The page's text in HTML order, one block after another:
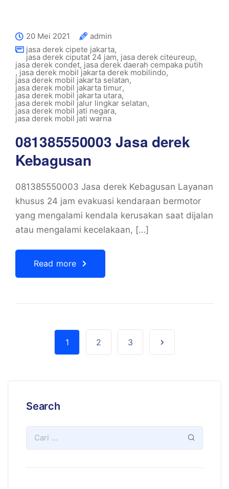
20 Mei 2021
admin
jasa derek cipete jakarta,
jasa derek ciputat 24 jam, jasa derek citeureup,
jasa derek condet, jasa derek daerah cempaka putih
, jasa derek mobil jakarta derek mobilindo,
jasa derek mobil jakarta selatan,
jasa derek mobil jakarta timur,
jasa derek mobil jakarta utara,
jasa derek mobil jalur lingkar selatan,
jasa derek mobil jati negara,
jasa derek mobil jati warna
081385550003 Jasa derek
Kebagusan
081385550003 Jasa derek Kebagusan Layanan
khusus 24 jam evakuasi kendaraan bermotor
yang mengalami kendala kerusakan saat dijalan
atau mengalami kecelakaan, […]
Read more
1 2 3
Search